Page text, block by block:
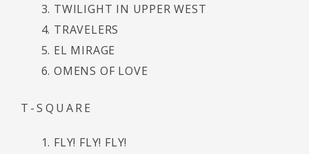
TWILIGHT IN UPPER WEST
TRAVELERS
EL MIRAGE
OMENS OF LOVE
T-SQUARE
FLY! FLY! FLY!